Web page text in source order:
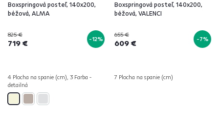
Boxspringová posteľ, 140x200,
béžová, ALMA
825 €
719 € -12%
4 Plocha na spanie (cm), 3 Farba -
detailná
Boxspringová posteľ, 140x200,
béžová, VALENCI
655 €
609 € -7%
7 Plocha na spanie (cm)